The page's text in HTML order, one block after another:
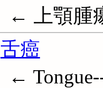
← 上顎腫
舌癌
←